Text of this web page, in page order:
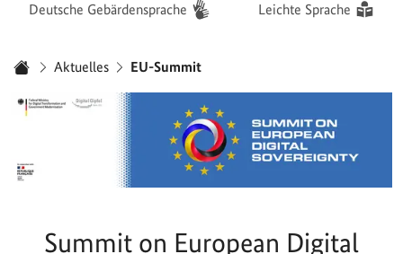
Deutsche Gebärdensprache Leichte Sprache
Aktuelles EU-Summit
Summit on European Digital